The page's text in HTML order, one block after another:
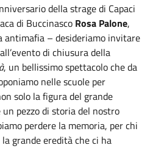
della strage di Capaci
di Buccinasco Rosa Palone,
antimafia – desideriamo invitare
di chiusura della
, un bellissimo spettacolo che da
nelle scuole per
solo la figura del grande
pezzo di storia del nostro
perdere la memoria, per chi
la grande eredità che ci ha